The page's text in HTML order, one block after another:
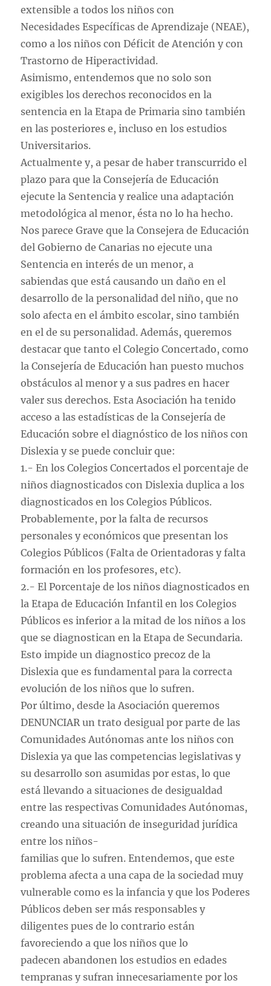
extensible a todos los niños con
Necesidades Específicas de Aprendizaje (NEAE),
como a los niños con Déficit de Atención y con
Trastorno de Hiperactividad.
Asimismo, entendemos que no solo son
exigibles los derechos reconocidos en la
sentencia en la Etapa de Primaria sino también
en las posteriores e, incluso en los estudios
Universitarios.
Actualmente y, a pesar de haber transcurrido el
plazo para que la Consejería de Educación
ejecute la Sentencia y realice una adaptación
metodológica al menor, ésta no lo ha hecho.
Nos parece Grave que la Consejera de Educación
del Gobierno de Canarias no ejecute una
Sentencia en interés de un menor, a
sabiendas que está causando un daño en el
desarrollo de la personalidad del niño, que no
solo afecta en el ámbito escolar, sino también
en el de su personalidad. Además, queremos
destacar que tanto el Colegio Concertado, como
la Consejería de Educación han puesto muchos
obstáculos al menor y a sus padres en hacer
valer sus derechos. Esta Asociación ha tenido
acceso a las estadísticas de la Consejería de
Educación sobre el diagnóstico de los niños con
Dislexia y se puede concluir que:
1.- En los Colegios Concertados el porcentaje de
niños diagnosticados con Dislexia duplica a los
diagnosticados en los Colegios Públicos.
Probablemente, por la falta de recursos
personales y económicos que presentan los
Colegios Públicos (Falta de Orientadoras y falta
formación en los profesores, etc).
2.- El Porcentaje de los niños diagnosticados en
la Etapa de Educación Infantil en los Colegios
Públicos es inferior a la mitad de los niños a los
que se diagnostican en la Etapa de Secundaria.
Esto impide un diagnostico precoz de la
Dislexia que es fundamental para la correcta
evolución de los niños que lo sufren.
Por último, desde la Asociación queremos
DENUNCIAR un trato desigual por parte de las
Comunidades Autónomas ante los niños con
Dislexia ya que las competencias legislativas y
su desarrollo son asumidas por estas, lo que
está llevando a situaciones de desigualdad
entre las respectivas Comunidades Autónomas,
creando una situación de inseguridad jurídica
entre los niños-
familias que lo sufren. Entendemos, que este
problema afecta a una capa de la sociedad muy
vulnerable como es la infancia y que los Poderes
Públicos deben ser más responsables y
diligentes pues de lo contrario están
favoreciendo a que los niños que lo
padecen abandonen los estudios en edades
tempranas y sufran innecesariamente por los